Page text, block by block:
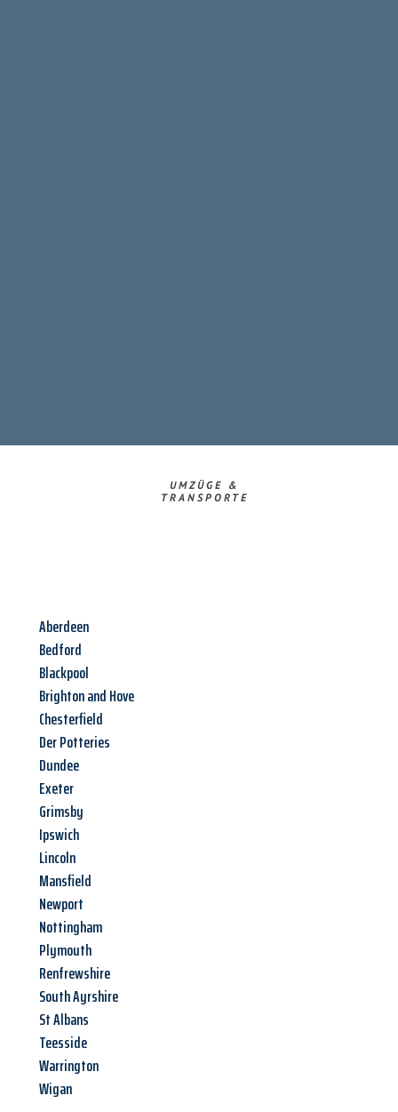
UMZÜGE &
TRANSPORTE
Aberdeen
Bedford
Blackpool
Brighton and Hove
Chesterfield
Der Potteries
Dundee
Exeter
Grimsby
Ipswich
Lincoln
Mansfield
Newport
Nottingham
Plymouth
Renfrewshire
South Ayrshire
St Albans
Teesside
Warrington
Wigan